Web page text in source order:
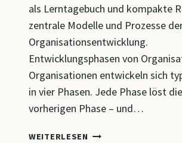
als Lerntagebuch und kompakte
zentrale Modelle und Prozesse
Organisationsentwicklung.
Entwicklungsphasen von
Organisationen entwickeln sich
in vier Phasen. Jede Phase löst
vorherigen Phase – und…
WEITERLESEN CM3